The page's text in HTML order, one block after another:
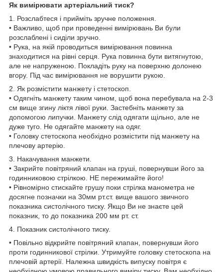
Як вимірювати артеріальний тиск?
1. Розслабтеся і прийміть зручне положення.
• Важливо, щоб при проведенні вимірювань Ви були
розслаблені і сиділи зручно.
• Рука, на якій проводиться вимірювання повинна
знаходитися на рівні серця. Рука повинна бути витягнутою,
але не напруженою. Покладіть руку на поверхню долонею
вгору. Під час вимірювання не ворушити рукою.
2. Як розмістити манжету і стетоскоп.
• Одягніть манжету таким чином, щоб вона перебувала на 2-3
см вище згину ліктя лівої руки. Застебніть манжету за
допомогою липучки. Манжету слід одягати щільно, але не
дуже туго. Не одягайте манжету на одяг.
• Головку стетоскопа необхідно розмістити під манжету на
плечову артерію.
3. Накачування манжети.
• Закрийте повітряний клапан на груші, повернувши його за
годинниковою стрілкою. НЕ пережимайте його!
• Рівномірно стискайте грушу поки стрілка манометра не
досягне позначки на 30мм рт.ст. вище вашого звичного
показника систолічного тиску. Якщо Ви не знаєте цей
показник, то до показника 200 мм рт. ст.
4. Показник систолічного тиску.
• Повільно відкрийте повітряний клапан, повернувши його
проти годинникової стрілки. Утримуйте головку стетоскопа на
плечовій артерії. Належна швидкість випуску повітря є